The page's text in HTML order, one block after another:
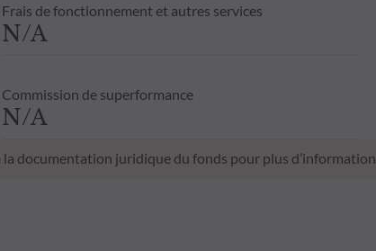
Frais de fonctionnement et autres services
N/A
Commission de superformance
N/A
documentation juridique du fonds pour plus d’information.